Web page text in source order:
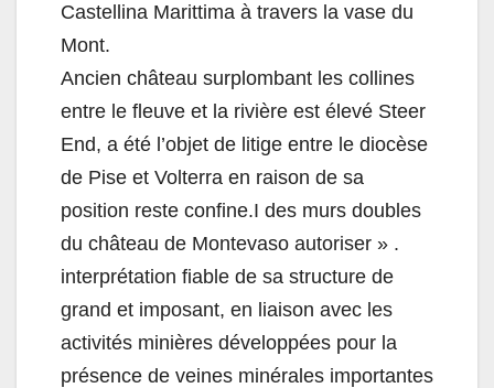
Castellina Marittima à travers la vase du
Mont.
Ancien château surplombant les collines
entre le fleuve et la rivière est élevé Steer
End, a été l’objet de litige entre le diocèse
de Pise et Volterra en raison de sa
position reste confine.I des murs doubles
du château de Montevaso autoriser » .
interprétation fiable de sa structure de
grand et imposant, en liaison avec les
activités minières développées pour la
présence de veines minérales importantes